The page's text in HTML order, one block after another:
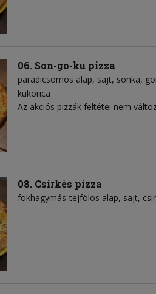
06. Son-go-ku pizza
paradicsomos alap sajt sonka
kukorica
Az akciós pizzák feltétei nem
08. Csirkés pizza
fokhagymás-tejfölös alap sajt